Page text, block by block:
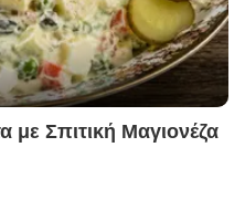
με Σπιτική Μαγιονέζα